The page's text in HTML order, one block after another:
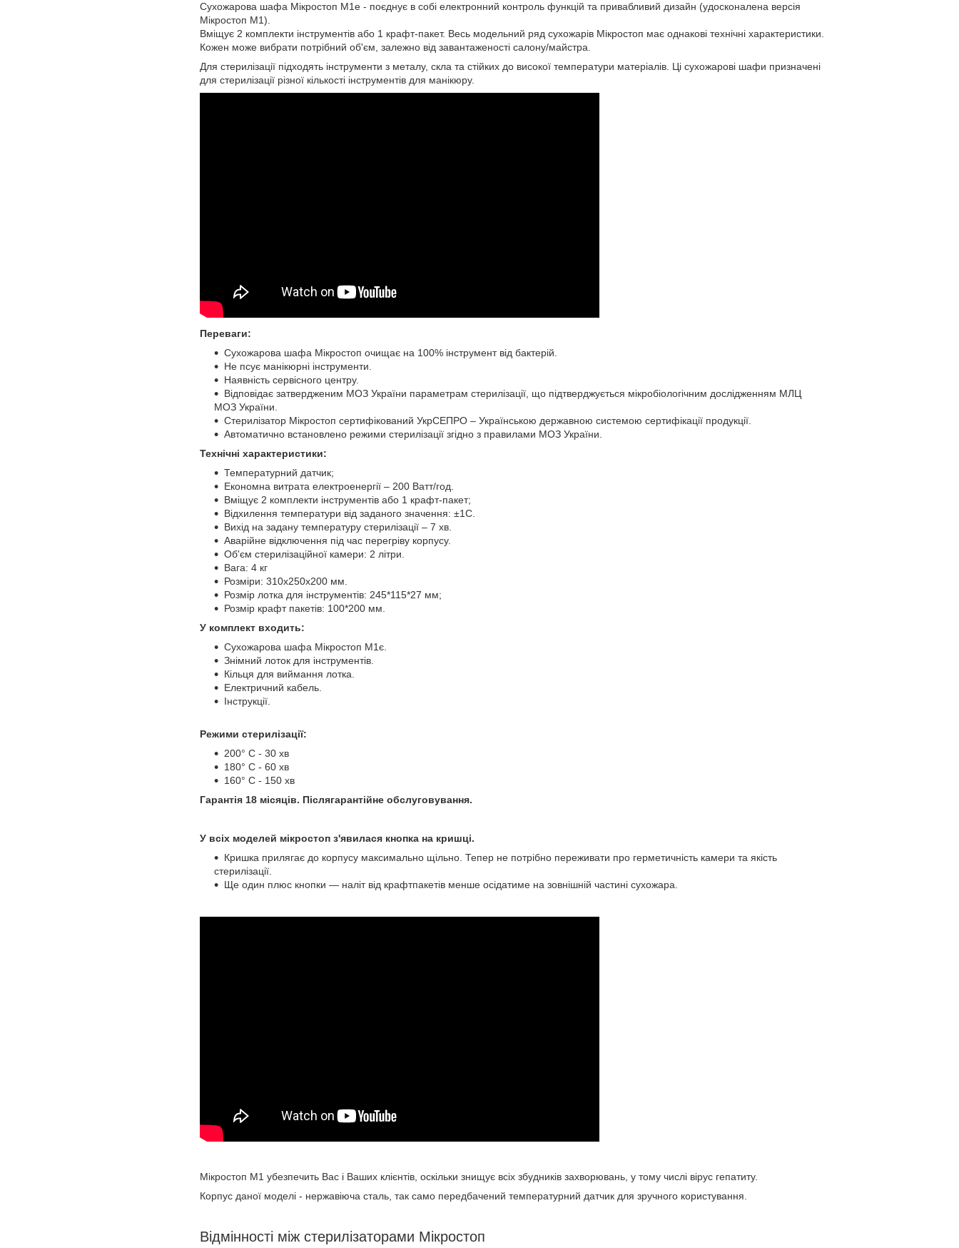
Сухожарова шафа Мікростоп М1е - поєднує в собі електронний контроль функцій та привабливий дизайн (удосконалена версія
Мікростоп M1).
Вміщує 2 комплекти інструментів або 1 крафт-пакет. Весь модельний ряд сухожарів Мікростоп має однакові технічні характеристики.
Кожен може вибрати потрібний об'єм, залежно від завантаженості салону/майстра.
Для стерилізації підходять інструменти з металу, скла та стійких до високої температури матеріалів. Ці сухожарові шафи призначені
для стерилізації різної кількості інструментів для манікюру.
Переваги:
Сухожарова шафа Мікростоп очищає на 100% інструмент від бактерій.
Не псує манікюрні інструменти.
Наявність сервісного центру.
Відповідає затвердженим МОЗ України параметрам стерилізації, що підтверджується мікробіологічним дослідженням МЛЦ
МОЗ України.
Стерилізатор Мікростоп сертифікований УкрСЕПРО – Українською державною системою сертифікації продукції.
Автоматично встановлено режими стерилізації згідно з правилами МОЗ України.
Технічні характеристики:
Температурний датчик;
Економна витрата електроенергії – 200 Ватт/год.
Вміщує 2 комплекти інструментів або 1 крафт-пакет;
Відхилення температури від заданого значення: ±1С.
Вихід на задану температуру стерилізації – 7 хв.
Аварійне відключення під час перегріву корпусу.
Об'єм стерилізаційної камери: 2 літри.
Вага: 4 кг
Розміри: 310х250х200 мм.
Розмір лотка для інструментів: 245*115*27 мм;
Розмір крафт пакетів: 100*200 мм.
У комплект входить:
Сухожарова шафа Мікростоп М1є.
Знімний лоток для інструментів.
Кільця для виймання лотка.
Електричний кабель.
Інструкції.
Режими стерилізації:
200° С - 30 хв
180° С - 60 хв
160° С - 150 хв
Гарантія 18 місяців. Післягарантійне обслуговування.
У всіх моделей мікростоп з'явилася кнопка на кришці.
Кришка прилягає до корпусу максимально щільно. Тепер не потрібно переживати про герметичність камери та якість
стерилізації. ⠀
Ще один плюс кнопки — наліт від крафтпакетів менше осідатиме на зовнішній частині сухожара.⠀
Мікростоп М1 убезпечить Вас і Ваших клієнтів, оскільки знищує всіх збудників захворювань, у тому числі вірус гепатиту.
Корпус даної моделі - нержавіюча сталь, так само передбачений температурний датчик для зручного користування.
Відмінності між стерилізаторами Мікростоп